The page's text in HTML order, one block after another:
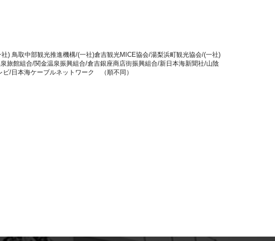
) 鳥取中部観光推進機構/(一社)倉吉観光MICE協会/湯梨浜町観光協会/(一社)
旅館組合/関金温泉振興組合/倉吉銀座商店街振興組合/新日本海新聞社/山陰
/日本海ケーブルネットワーク （順不同）